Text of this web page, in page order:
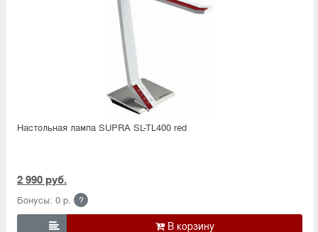
Настольная лампа SUPRA SL-TL400 red
2 990 руб.
Бонусы: 0 р. ?
